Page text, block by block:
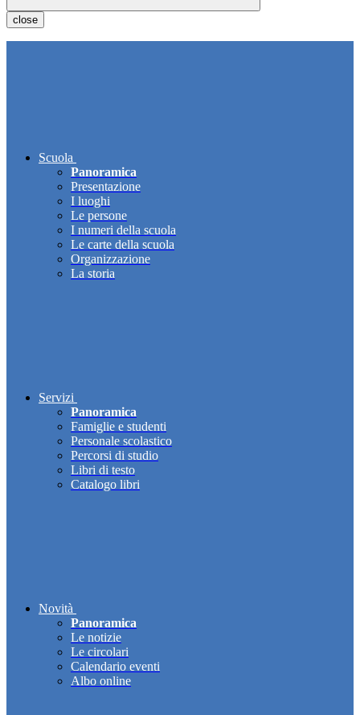
close
Scuola
Panoramica
Presentazione
I luoghi
Le persone
I numeri della scuola
Le carte della scuola
Organizzazione
La storia
Servizi
Panoramica
Famiglie e studenti
Personale scolastico
Percorsi di studio
Libri di testo
Catalogo libri
Novità
Panoramica
Le notizie
Le circolari
Calendario eventi
Albo online